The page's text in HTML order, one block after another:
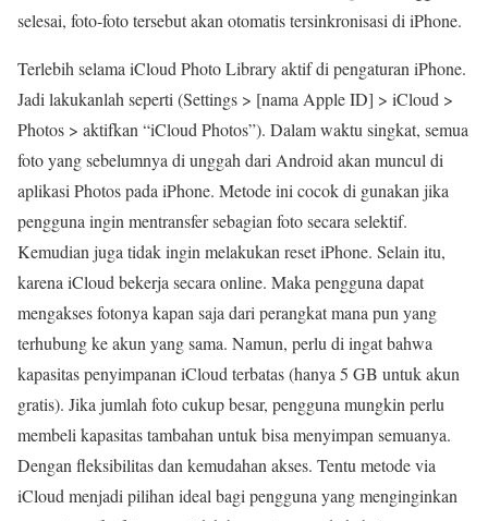
selesai, foto-foto tersebut akan otomatis tersinkronisasi di iPhone.
Terlebih selama iCloud Photo Library aktif di pengaturan iPhone.
Jadi lakukanlah seperti (Settings > [nama Apple ID] > iCloud >
Photos > aktifkan “iCloud Photos”). Dalam waktu singkat, semua
foto yang sebelumnya di unggah dari Android akan muncul di
aplikasi Photos pada iPhone. Metode ini cocok di gunakan jika
pengguna ingin mentransfer sebagian foto secara selektif.
Kemudian juga tidak ingin melakukan reset iPhone. Selain itu,
karena iCloud bekerja secara online. Maka pengguna dapat
mengakses fotonya kapan saja dari perangkat mana pun yang
terhubung ke akun yang sama. Namun, perlu di ingat bahwa
kapasitas penyimpanan iCloud terbatas (hanya 5 GB untuk akun
gratis). Jika jumlah foto cukup besar, pengguna mungkin perlu
membeli kapasitas tambahan untuk bisa menyimpan semuanya.
Dengan fleksibilitas dan kemudahan akses. Tentu metode via
iCloud menjadi pilihan ideal bagi pengguna yang menginginkan